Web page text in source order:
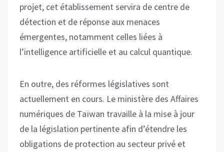
projet, cet établissement servira de centre de
détection et de réponse aux menaces
émergentes, notamment celles liées à
l’intelligence artificielle et au calcul quantique.
En outre, des réformes législatives sont
actuellement en cours. Le ministère des Affaires
numériques de Taïwan travaille à la mise à jour
de la législation pertinente afin d’étendre les
obligations de protection au secteur privé et